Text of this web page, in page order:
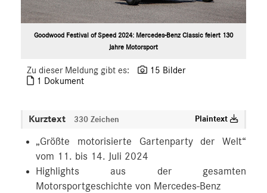
Goodwood Festival of Speed 2024: Mercedes-Benz Classic feiert 130
Jahre Motorsport
Zu dieser Meldung gibt es:
15 Bilder
1 Dokument
Kurztext 330 Zeichen Plaintext
„Größte motorisierte Gartenparty der Welt“
vom 11. bis 14. Juli 2024
Highlights aus der gesamten
Motorsportgeschichte von Mercedes-Benz